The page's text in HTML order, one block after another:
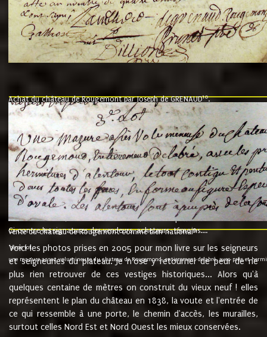
Achat du château de Rougemont par Joseph de GRENAUD10.
"l'an mil six cent soixante treze le ving neuvième jour du mois de
nommé fut présent Messire Claude Guillaume de Moyriat chevalier baron
vend, purement simplement et irrevocablement a monseigneur monsieur
et chavannes conseiller du roy au parlement de Bourgogne, present et
que le dit seigneur Baron de la Vellière a sur ses hommes, indivisables et
de la Velliere tout ainsi et comme le dit seigneur Baron et ses
présent......"
suivent les rentes, donation des terriers, etc... au prix de 880 livre louis
Ci contre les signatures des vendeurs, acheteurs, témoins....
vente du château de Rougemont comme bien national9.
"3ème lot
une mazure assez volumineuse du chateau de Rougemond, entierement delabré, avec près et
Voici les photos prises en 2005 pour mon livre sur les seigneurs
et seigneuries du plateau. Je n'ose y retourner de peur de ne
plus rien retrouver de ces vestiges historiques... Alors qu'à
quelques centaine de mètres on construit du vieux neuf ! elles
représentent le plan du château en 1838, la voute et l'entrée de
ce qui ressemble à une porte, le chemin d'accès, les murailles,
surtout celles Nord Est et Nord Ouest les mieux conservées.